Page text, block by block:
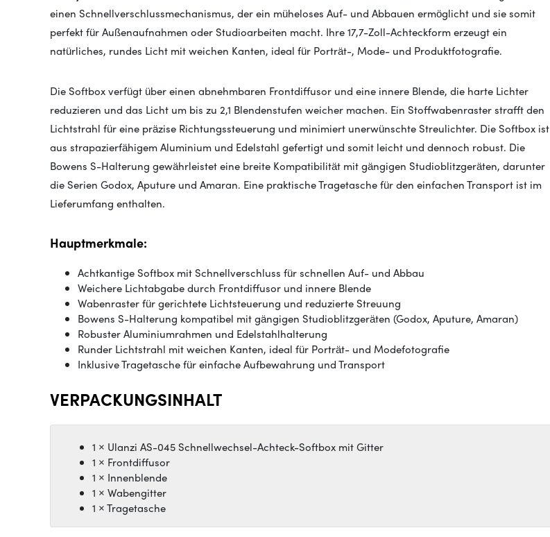
einen Schnellverschlussmechanismus, der ein müheloses Auf- und Abbauen ermöglicht und sie somit
perfekt für Außenaufnahmen oder Studioarbeiten macht. Ihre 17,7-Zoll-Achteckform erzeugt ein
natürliches, rundes Licht mit weichen Kanten, ideal für Porträt-, Mode- und Produktfotografie.
Die Softbox verfügt über einen abnehmbaren Frontdiffusor und eine innere Blende, die harte Lichter
reduzieren und das Licht um bis zu 2,1 Blendenstufen weicher machen. Ein Stoffwabenraster strafft den
Lichtstrahl für eine präzise Richtungssteuerung und minimiert unerwünschte Streulichter. Die Softbox ist
aus strapazierfähigem Aluminium und Edelstahl gefertigt und somit leicht und dennoch robust. Die
Bowens S-Halterung gewährleistet eine breite Kompatibilität mit gängigen Studioblitzgeräten, darunter
die Serien Godox, Aputure und Amaran. Eine praktische Tragetasche für den einfachen Transport ist im
Lieferumfang enthalten.
Hauptmerkmale:
Achtkantige Softbox mit Schnellverschluss für schnellen Auf- und Abbau
Weichere Lichtabgabe durch Frontdiffusor und innere Blende
Wabenraster für gerichtete Lichtsteuerung und reduzierte Streuung
Bowens S-Halterung kompatibel mit gängigen Studioblitzgeräten (Godox, Aputure, Amaran)
Robuster Aluminiumrahmen und Edelstahlhalterung
Runder Lichtstrahl mit weichen Kanten, ideal für Porträt- und Modefotografie
Inklusive Tragetasche für einfache Aufbewahrung und Transport
VERPACKUNGSINHALT
1 × Ulanzi AS-045 Schnellwechsel-Achteck-Softbox mit Gitter
1 × Frontdiffusor
1 × Innenblende
1 × Wabengitter
1 × Tragetasche